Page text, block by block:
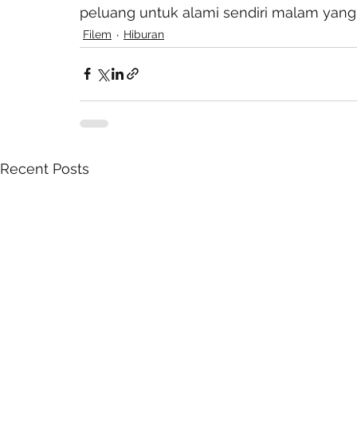
peluang untuk alami sendiri malam
Filem Hiburan
Recent Posts